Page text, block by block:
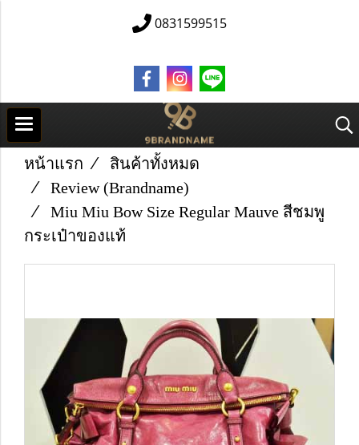
0831599515
หน้าแรก
สินค้าทั้งหมด
Review (Brandname)
Miu Miu Bow Size Regular Mauve สีชมพู
กระเป๋าของแท้